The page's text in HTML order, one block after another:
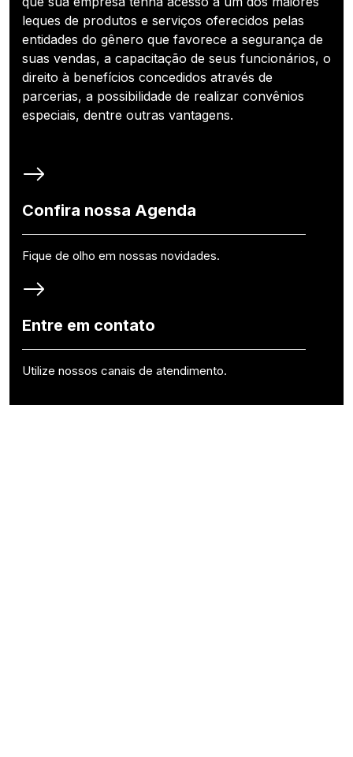
leques de produtos e serviços oferecidos pelas
entidades do gênero que favorece a segurança de
suas vendas, a capacitação de seus funcionários, o
direito à benefícios concedidos através de
parcerias, a possibilidade de realizar convênios
especiais, dentre outras vantagens.
Confira nossa Agenda
Fique de olho em nossas novidades.
Entre em contato
Utilize nossos canais de atendimento.